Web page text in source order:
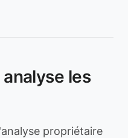
les
propriétaire